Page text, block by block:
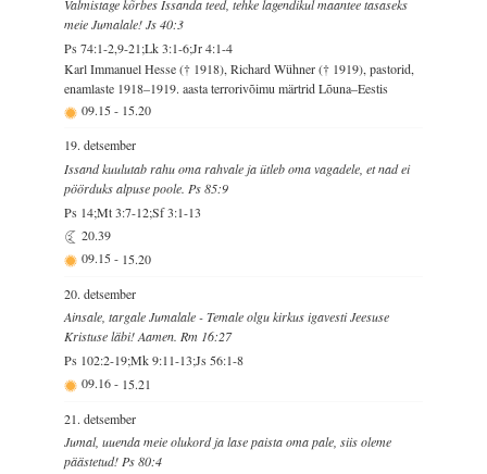
Valmistage kõrbes Issanda teed, tehke lagendikul maantee tasaseks
meie Jumalale! Js 40:3
Ps 74:1-2,9-21;Lk 3:1-6;Jr 4:1-4
Karl Immanuel Hesse († 1918), Richard Wühner († 1919), pastorid,
enamlaste 1918–1919. aasta terrorivõimu märtrid Lõuna–Eestis
09.15- 15.20
19. detsember
Issand kuulutab rahu oma rahvale ja ütleb oma vagadele, et nad ei
pöörduks alpuse poole. Ps 85:9
Ps 14;Mt 3:7-12;Sf 3:1-13
20.39
09.15- 15.20
20. detsember
Ainsale, targale Jumalale - Temale olgu kirkus igavesti Jeesuse
Kristuse läbi! Aamen. Rm 16:27
Ps 102:2-19;Mk 9:11-13;Js 56:1-8
09.16- 15.21
21. detsember
Jumal, uuenda meie olukord ja lase paista oma pale, siis oleme
päästetud! Ps 80:4